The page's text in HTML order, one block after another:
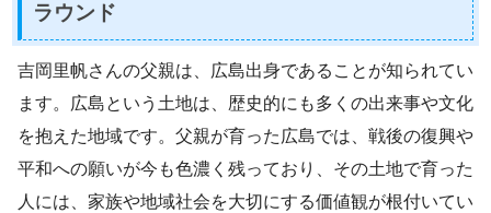
ラウンド
吉岡里帆さんの父親は、広島出身であることが知られてい
ます。広島という土地は、歴史的にも多くの出来事や文化
を抱えた地域です。父親が育った広島では、戦後の復興や
平和への願いが今も色濃く残っており、その土地で育った
人には、家族や地域社会を大切にする価値観が根付いてい